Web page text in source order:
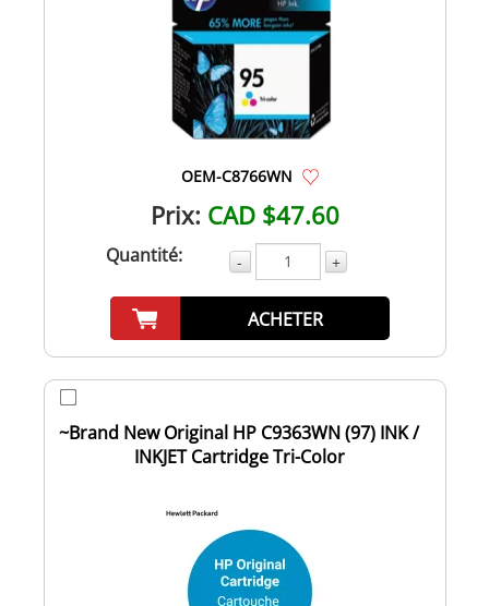
OEM-C8766WN
Prix: CAD $47.60
Quantité: - +
ACHETER
~Brand New Original HP C9363WN (97) INK /
INKJET Cartridge Tri-Color